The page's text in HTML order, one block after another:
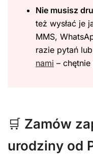
Nie musisz
też wysłać je
MMS,
razie pytań
nami –
🛒 Zamów
urodziny od